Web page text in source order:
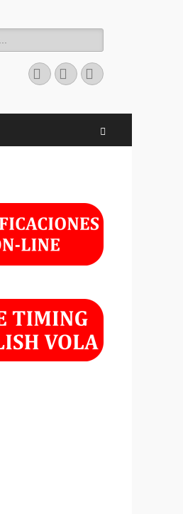
Facebook
InstagramTeléfono